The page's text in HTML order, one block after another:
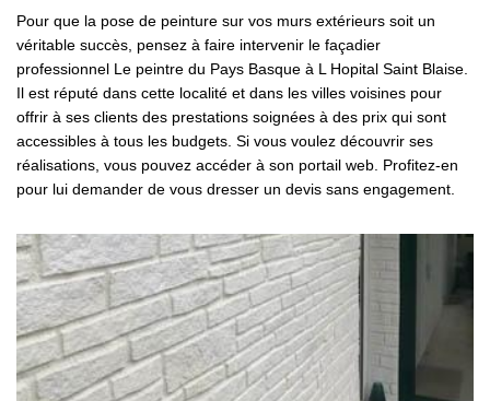
Pour que la pose de peinture sur vos murs extérieurs soit un
véritable succès, pensez à faire intervenir le façadier
professionnel Le peintre du Pays Basque à L Hopital Saint Blaise.
Il est réputé dans cette localité et dans les villes voisines pour
offrir à ses clients des prestations soignées à des prix qui sont
accessibles à tous les budgets. Si vous voulez découvrir ses
réalisations, vous pouvez accéder à son portail web. Profitez-en
pour lui demander de vous dresser un devis sans engagement.